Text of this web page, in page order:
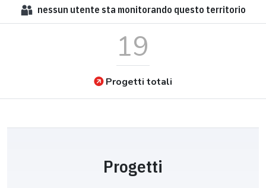
nessun utente sta monitorando questo territorio
19
Progetti totali
Progetti